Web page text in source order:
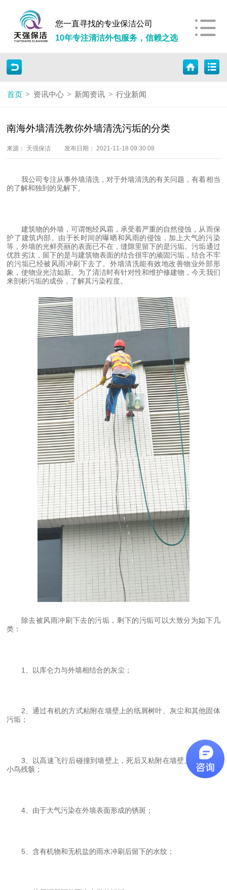
您一直寻找的专业保洁公司
10年专注清洁外包服务，信赖之选
首页 > 资讯中心 > 新闻资讯 > 行业新闻
南海外墙清洗教你外墙清洗污垢的分类
来源： 天强保洁 发布日期： 2021-11-18 09:30:08
我公司专注从事外墙清洗，对于外墙清洗的有关问题，有着相当
的了解和独到的见解下。
建筑物的外墙，可谓饱经风霜，承受着严重的自然侵蚀，从而保
护了建筑内部。由于长时间的曝晒和风雨的侵蚀，加上大气的污染
等，外墙的光鲜亮丽的表面已不在，缝隙里留下的是污垢。污垢通过
优胜劣汰，留下的是与建筑物表面的结合很牢的顽固污垢，结合不牢
的污垢已经被风雨冲刷下去了。外墙清洗能有效地改善物业外部形
象，使物业光洁如新。为了清洁时有针对性和维护修建物，今天我们
来剖析污垢的成份，了解其污染程度。
除去被风雨冲刷下去的污垢，剩下的污垢可以大致分为如下几
类：
1、以库仑力与外墙相结合的灰尘；
2、通过有机的方式粘附在墙壁上的纸屑树叶、灰尘和其他固体
污垢；
3、以高速飞行后碰撞到墙壁上，死后又粘附在墙壁上的昆虫、
小鸟残骸；
4、由于大气污染在外墙表面形成的锈斑；
5、含有机物和无机盐的雨水冲刷后留下的水纹；